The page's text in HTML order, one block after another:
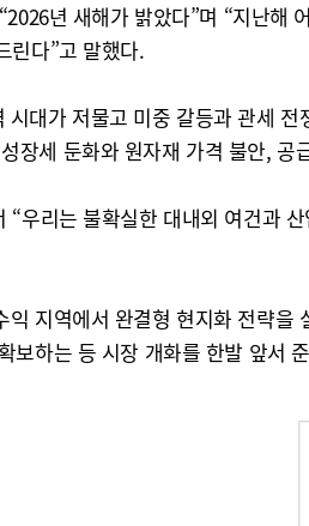
년 새해가 밝았다”며 “지난
린다”고 말했다.
시대가 저물고 미중 갈등과 관세
장세 둔화와 원자재 가격 불안, 공
우리는 불확실한 대내외 여건과
익 지역에서 완결형 현지화 전략
보하는 등 시장 개화를 한발 앞서